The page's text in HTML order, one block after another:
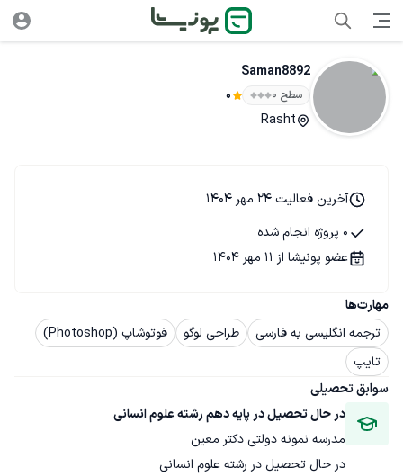
Saman8892
سطح ۰ 0
Rasht
مهارت‌ها
ترجمه انگلیسی به فارسی
طراحی لوگو
فوتوشاپ (Photoshop)
تایپ
سوابق تحصیلی
در حال تحصیل در پایه دهم رشته علوم انسانی
مدرسه نمونه دولتی دکتر معین
در حال تحصیل در رشته علوم انسانی
آخرین فعالیت 24 مهر 1404
0 پروژه انجام شده
عضو پونیشا از 11 مهر 1404